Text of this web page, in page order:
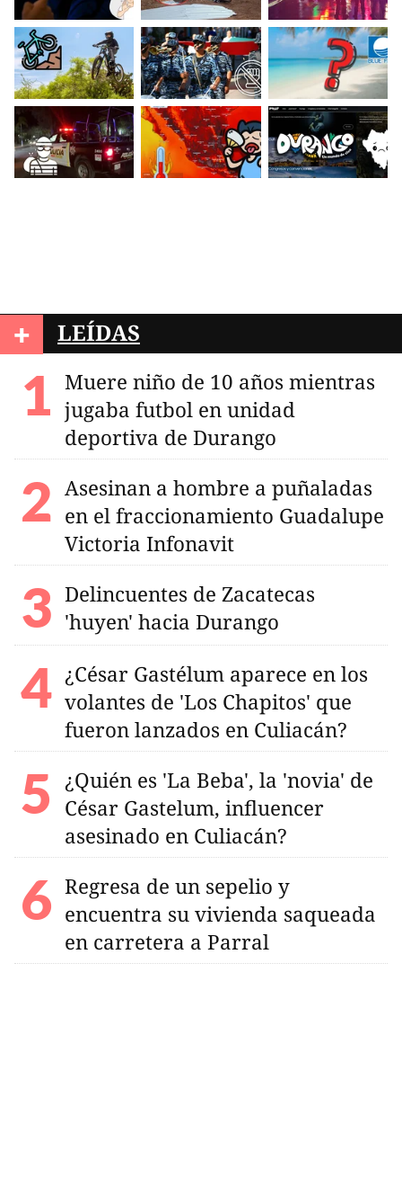
+ LEÍDAS
Muere niño de 10 años mientras
jugaba futbol en unidad
deportiva de Durango
Asesinan a hombre a puñaladas
en el fraccionamiento Guadalupe
Victoria Infonavit
Delincuentes de Zacatecas
'huyen' hacia Durango
¿César Gastélum aparece en los
volantes de 'Los Chapitos' que
fueron lanzados en Culiacán?
¿Quién es 'La Beba', la 'novia' de
César Gastelum, influencer
asesinado en Culiacán?
Regresa de un sepelio y
encuentra su vivienda saqueada
en carretera a Parral